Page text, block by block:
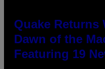
Quake Returns
Dawn of the
Featuring 19